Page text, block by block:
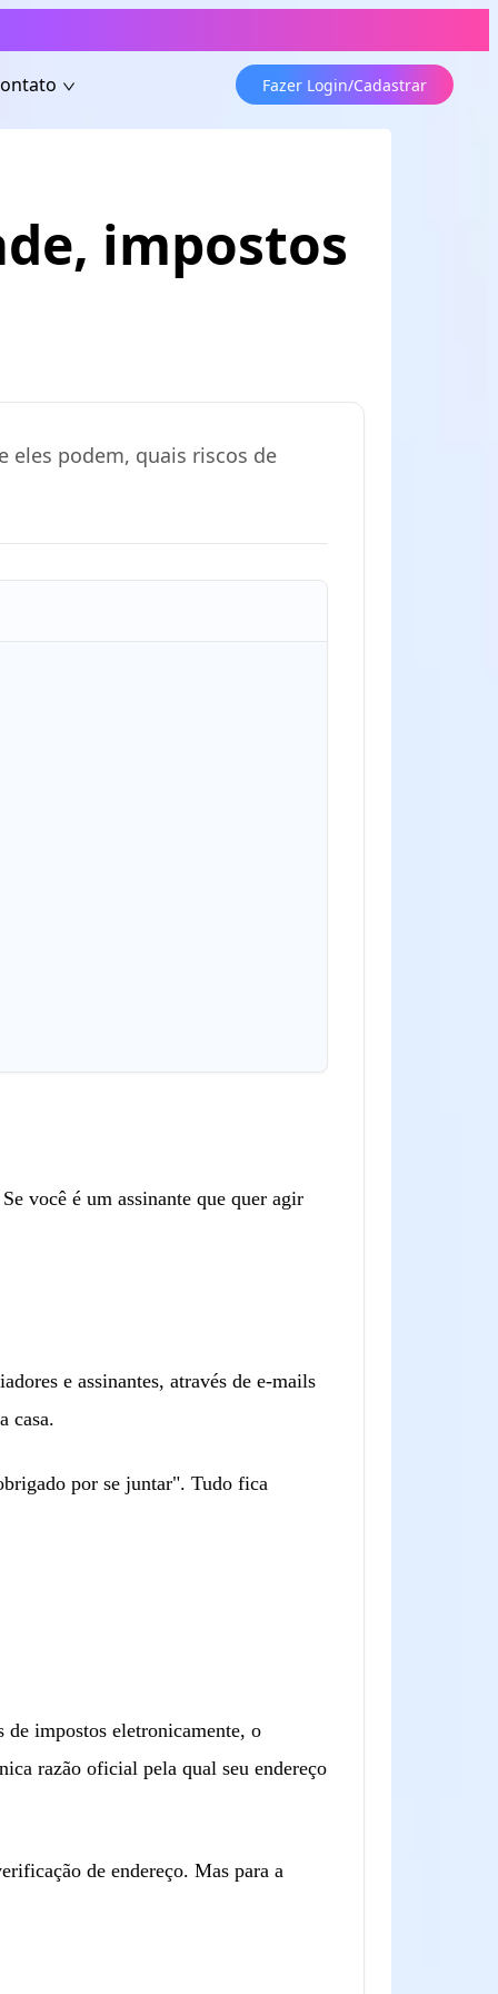
Fazer Login/Cadastrar
impostos
eles podem, quais riscos de
você é um assinante que quer agir
e assinantes, através de e-mails
casa.
por se juntar". Tudo fica
de impostos eletronicamente, o
razão oficial pela qual seu endereço
de endereço. Mas para a